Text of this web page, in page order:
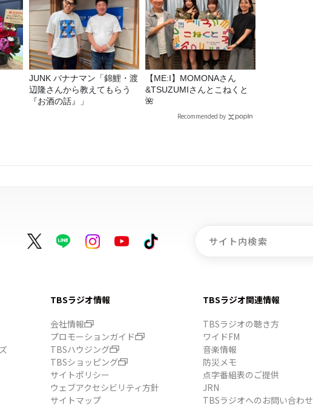
JUNK バナナマン「錦鯉・渡
辺隆さんから教えてもらう
『お酒の話』」
【ME:I】MOMONAさん
&TSUZUMIさんとこねくと
🌺
Recommended by
TBSラジオ情報
会社情報
プロモーションガイド
TBSハウジング
TBSショッピング
サイトポリシー
ウェブアクセシビリティ方針
サイトマップ
TBSラジオ関連情報
TBSラジオの聴き方
ワイドFM
音楽情報
防災メモ
点字番組表のご提供
JRN
TBSラジオへのお問い合わせ